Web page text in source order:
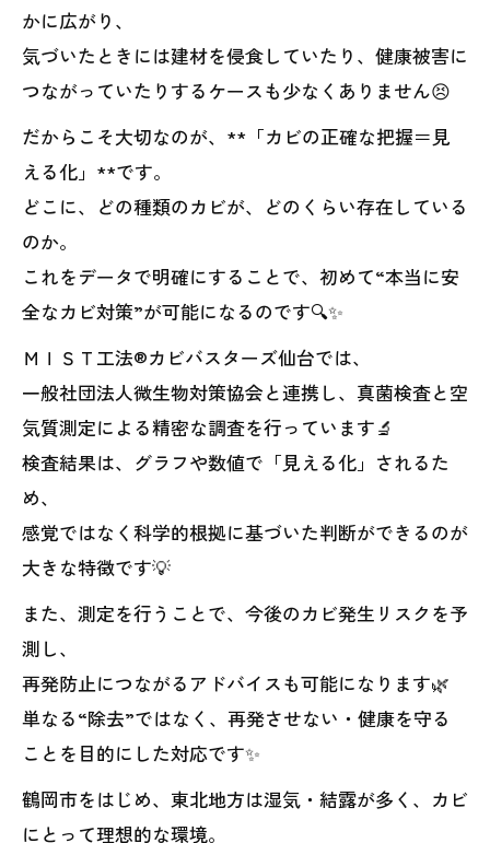
かに広がり、
気づいたときには建材を侵食していたり、健康被害に
つながっていたりするケースも少なくありません😣
だからこそ大切なのが、**「カビの正確な把握＝見
える化」**です。
どこに、どの種類のカビが、どのくらい存在している
のか。
これをデータで明確にすることで、初めて“本当に安
全なカビ対策”が可能になるのです🔍✨
ＭＩＳＴ工法®カビバスターズ仙台では、
一般社団法人微生物対策協会と連携し、真菌検査と空
気質測定による精密な調査を行っています🔬
検査結果は、グラフや数値で「見える化」されるた
め、
感覚ではなく科学的根拠に基づいた判断ができるのが
大きな特徴です💡
また、測定を行うことで、今後のカビ発生リスクを予
測し、
再発防止につながるアドバイスも可能になります🌿
単なる“除去”ではなく、再発させない・健康を守る
ことを目的にした対応です✨
鶴岡市をはじめ、東北地方は湿気・結露が多く、カビ
にとって理想的な環境。